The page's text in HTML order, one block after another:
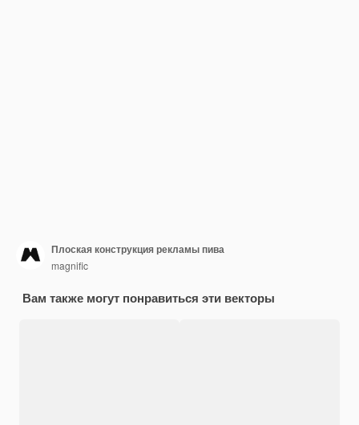
Плоская конструкция рекламы пива
magnific
Вам также могут понравиться эти векторы